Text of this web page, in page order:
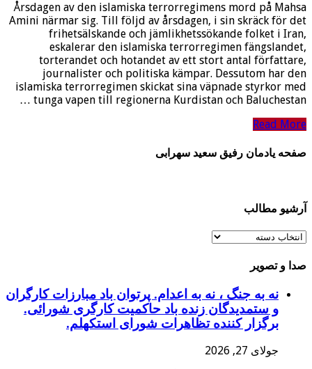
Årsdagen av den islamiska terrorregimens mord på Mahsa
Amini närmar sig. Till följd av årsdagen, i sin skräck för det
frihetsälskande och jämlikhetssökande folket i Iran,
eskalerar den islamiska terrorregimen fängslandet,
torterandet och hotandet av ett stort antal författare,
journalister och politiska kämpar. Dessutom har den
islamiska terrorregimen skickat sina väpnade styrkor med
tunga vapen till regionerna Kurdistan och Baluchestan …
Read More
صفحه یادمان رفیق سعید سهرابی
آرشیو مطالب
آرشیو
صدا و تصویر
نه به جنگ ، نه به اعدام. پرتوان باد مبارزات کارگران
و ستمدیدگان زنده باد حاکمیت کارگری شورائی.
برگزار کننده تظاهرات شورای استکهلم.
جولای 27, 2026